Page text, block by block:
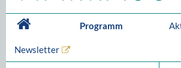
Programm
Newsletter